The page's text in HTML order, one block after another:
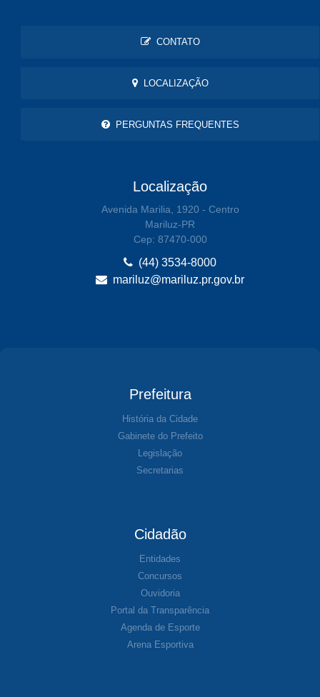
CONTATO
LOCALIZAÇÃO
PERGUNTAS FREQUENTES
Localização
Avenida Marilia, 1920 - Centro
Mariluz-PR
Cep: 87470-000
(44) 3534-8000
mariluz@mariluz.pr.gov.br
Prefeitura
História da Cidade
Gabinete do Prefeito
Legislação
Secretarias
Cidadão
Entidades
Concursos
Ouvidoria
Portal da Transparência
Agenda de Esporte
Arena Esportiva